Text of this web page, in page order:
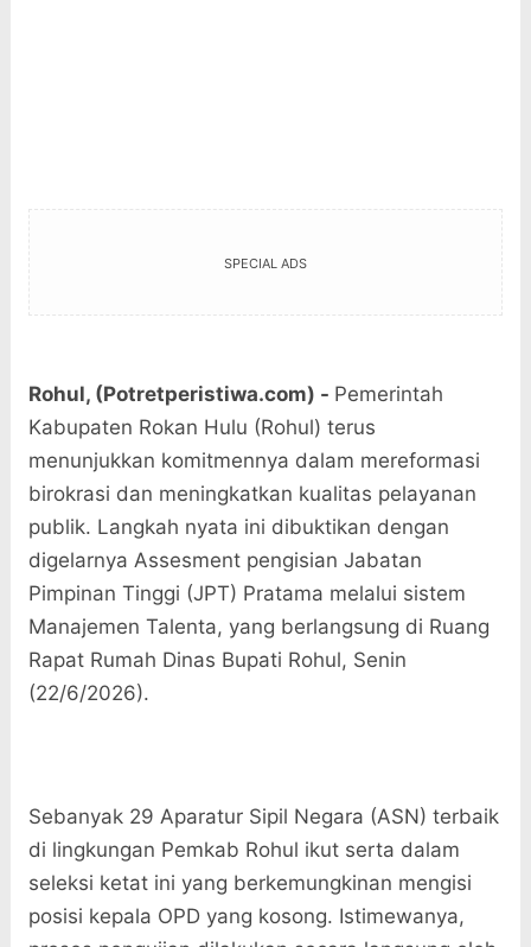
SPECIAL ADS
Rohul, (Potretperistiwa.com) - Pemerintah
Kabupaten Rokan Hulu (Rohul) terus
menunjukkan komitmennya dalam mereformasi
birokrasi dan meningkatkan kualitas pelayanan
publik. Langkah nyata ini dibuktikan dengan
digelarnya Assesment pengisian Jabatan
Pimpinan Tinggi (JPT) Pratama melalui sistem
Manajemen Talenta, yang berlangsung di Ruang
Rapat Rumah Dinas Bupati Rohul, Senin
(22/6/2026).
​Sebanyak 29 Aparatur Sipil Negara (ASN) terbaik
di lingkungan Pemkab Rohul ikut serta dalam
seleksi ketat ini yang berkemungkinan mengisi
posisi kepala OPD yang kosong. Istimewanya,